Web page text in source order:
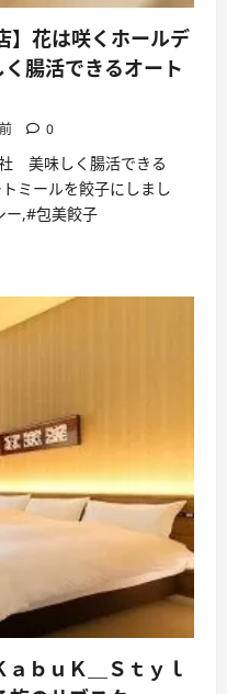
】花は咲くホールデ
腸活できるオート
0
美味しく腸活できる
ミールを餃子にしまし
ー,#包美餃子
ａｂｕＫ＿Ｓｔｙｌ